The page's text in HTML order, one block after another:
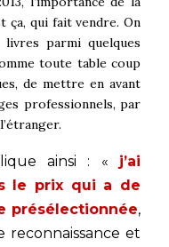
ça, qui fait vendre. On
parmi quelques
toute table coup
de mettre en avant
professionnels, par
ainsi : « j’ai
le prix qui a de
présélectionnée,
et